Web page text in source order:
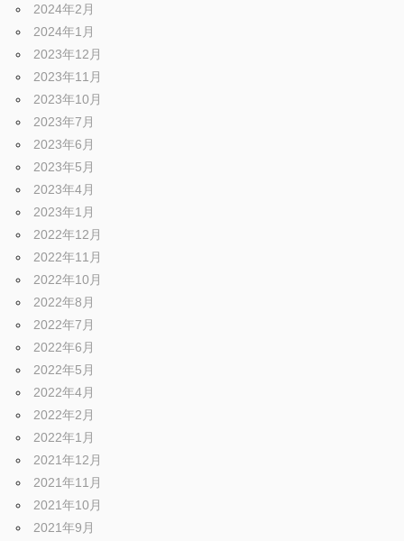
2024年2月
2024年1月
2023年12月
2023年11月
2023年10月
2023年7月
2023年6月
2023年5月
2023年4月
2023年1月
2022年12月
2022年11月
2022年10月
2022年8月
2022年7月
2022年6月
2022年5月
2022年4月
2022年2月
2022年1月
2021年12月
2021年11月
2021年10月
2021年9月